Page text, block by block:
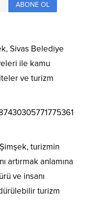
ABONE OL
Sivas Belediye
ile kamu
ve turizm
turizmin
artırmak anlamına
ve insanı
turizm